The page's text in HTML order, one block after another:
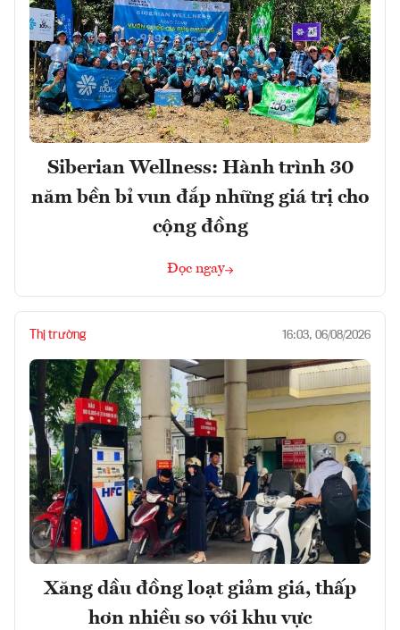
Siberian Wellness: Hành trình 30
năm bền bỉ vun đắp những giá trị cho
cộng đồng
Đọc ngay
Thị trường 16:03, 06/08/2026
Xăng dầu đồng loạt giảm giá, thấp
hơn nhiều so với khu vực